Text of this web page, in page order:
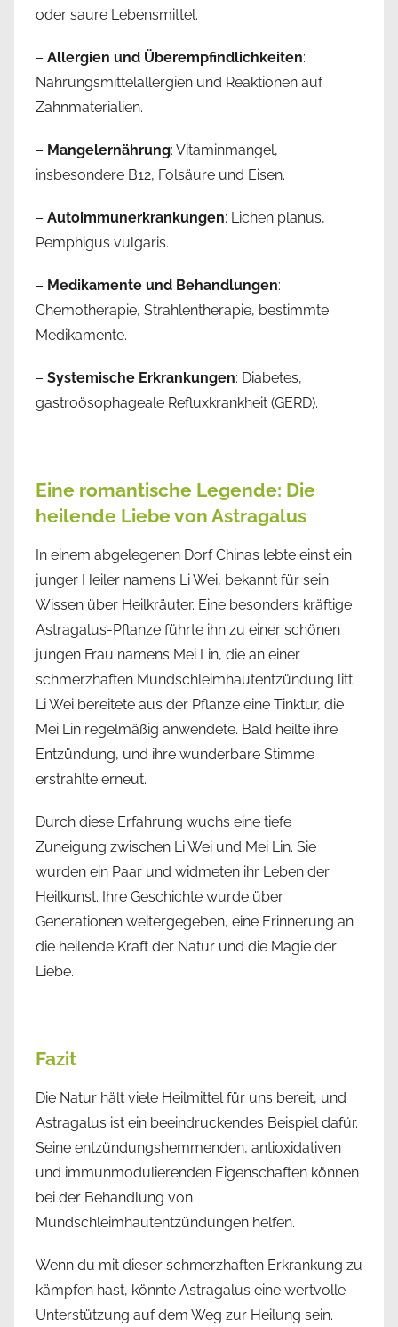
oder saure Lebensmittel.
– Allergien und Überempfindlichkeiten:
Nahrungsmittelallergien und Reaktionen auf
Zahnmaterialien.
– Mangelernährung: Vitaminmangel,
insbesondere B12, Folsäure und Eisen.
– Autoimmunerkrankungen: Lichen planus,
Pemphigus vulgaris.
– Medikamente und Behandlungen:
Chemotherapie, Strahlentherapie, bestimmte
Medikamente.
– Systemische Erkrankungen: Diabetes,
gastroösophageale Refluxkrankheit (GERD).
Eine romantische Legende: Die
heilende Liebe von Astragalus
In einem abgelegenen Dorf Chinas lebte einst ein
junger Heiler namens Li Wei, bekannt für sein
Wissen über Heilkräuter. Eine besonders kräftige
Astragalus-Pflanze führte ihn zu einer schönen
jungen Frau namens Mei Lin, die an einer
schmerzhaften Mundschleimhautentzündung litt.
Li Wei bereitete aus der Pflanze eine Tinktur, die
Mei Lin regelmäßig anwendete. Bald heilte ihre
Entzündung, und ihre wunderbare Stimme
erstrahlte erneut.
Durch diese Erfahrung wuchs eine tiefe
Zuneigung zwischen Li Wei und Mei Lin. Sie
wurden ein Paar und widmeten ihr Leben der
Heilkunst. Ihre Geschichte wurde über
Generationen weitergegeben, eine Erinnerung an
die heilende Kraft der Natur und die Magie der
Liebe.
Fazit
Die Natur hält viele Heilmittel für uns bereit, und
Astragalus ist ein beeindruckendes Beispiel dafür.
Seine entzündungshemmenden, antioxidativen
und immunmodulierenden Eigenschaften können
bei der Behandlung von
Mundschleimhautentzündungen helfen.
Wenn du mit dieser schmerzhaften Erkrankung zu
kämpfen hast, könnte Astragalus eine wertvolle
Unterstützung auf dem Weg zur Heilung sein.